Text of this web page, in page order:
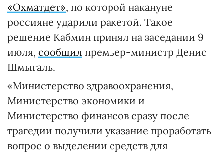
«Охматдет», по которой накануне
россияне ударили ракетой. Такое
решение Кабмин принял на заседании 9
июля, сообщил премьер-министр Денис
Шмыгаль.
«Министерство здравоохранения,
Министерство экономики и
Министерство финансов сразу после
трагедии получили указание проработать
вопрос о выделении средств для